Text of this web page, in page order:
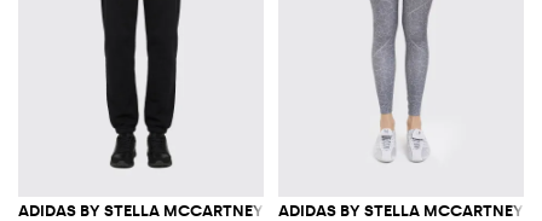
ADIDAS BY STELLA MCCARTNEY ADIDAS BY STELLA MCCARTNEY